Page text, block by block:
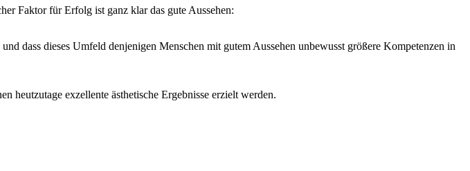
Faktor für Erfolg ist ganz klar das gute Aussehen:
dass dieses Umfeld denjenigen Menschen mit gutem Aussehen unbewusst größere Kompetenzen in
heutzutage exzellente ästhetische Ergebnisse erzielt werden.